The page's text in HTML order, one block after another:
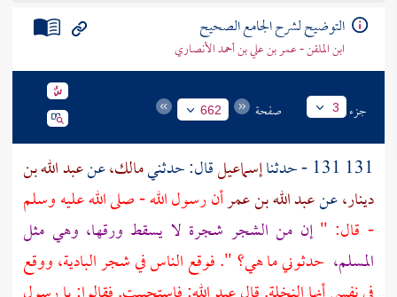
التوضيح لشرح الجامع الصحيح
ابن الملقن - عمر بن علي بن أحمد الأنصاري
جزء 3 صفحة 662
131 131 - حدثنا إسماعيلقال: حدثنيمالك،عنعبد الله بن
دينار،عنعبد الله بن عمرأن رسول الله - صلى الله عليه وسلم
- قال: "إن من الشجر شجرة لا يسقط ورقها، وهي مثل
المسلم، حدثوني ما هي؟ ". فوقع الناس في شجر البادية، ووقع